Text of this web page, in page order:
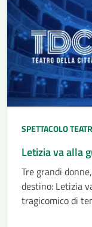
SPETTACOLO
Letizia va alla
Tre grandi
destino: Letizia
tragicomico di